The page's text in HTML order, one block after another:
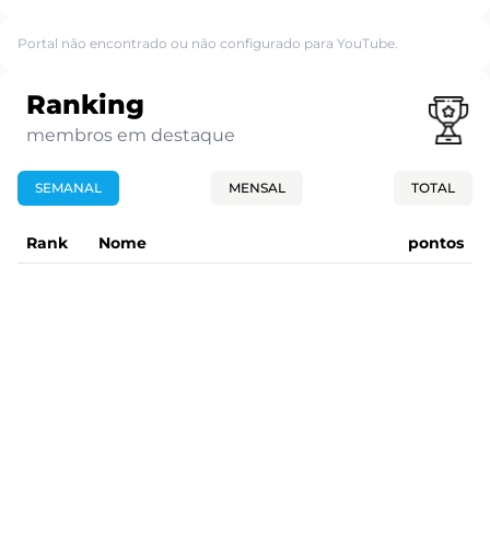
Portal não encontrado ou não configurado para YouTube.
Ranking
membros em destaque
SEMANAL MENSAL TOTAL
Rank Nome pontos